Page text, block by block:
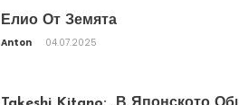
Елио От Земята
Anton 04.07.2025